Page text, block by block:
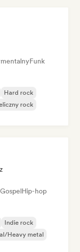
Funk
Hard rock
rock
GospelHip-hop
Indie rock
Heavy metal